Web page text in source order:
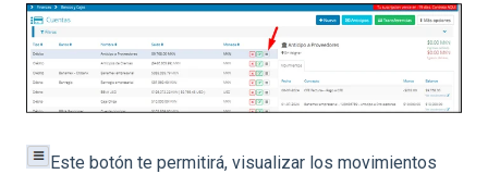
Este botón te permitirá, visualizar los movimientos